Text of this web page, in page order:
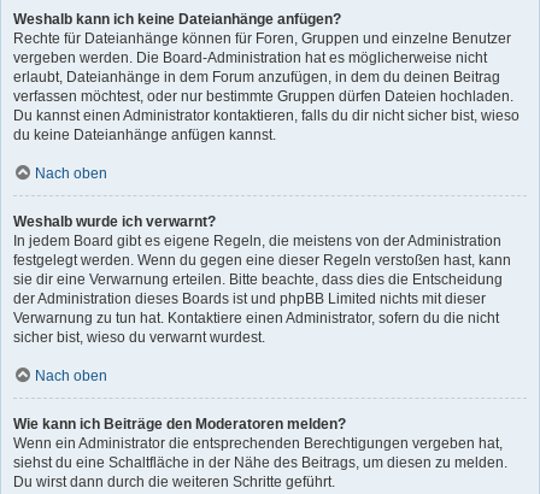
Weshalb kann ich keine Dateianhänge anfügen?
Rechte für Dateianhänge können für Foren, Gruppen und einzelne Benutzer
vergeben werden. Die Board-Administration hat es möglicherweise nicht
erlaubt, Dateianhänge in dem Forum anzufügen, in dem du deinen Beitrag
verfassen möchtest, oder nur bestimmte Gruppen dürfen Dateien hochladen.
Du kannst einen Administrator kontaktieren, falls du dir nicht sicher bist, wieso
du keine Dateianhänge anfügen kannst.
Nach oben
Weshalb wurde ich verwarnt?
In jedem Board gibt es eigene Regeln, die meistens von der Administration
festgelegt werden. Wenn du gegen eine dieser Regeln verstoßen hast, kann
sie dir eine Verwarnung erteilen. Bitte beachte, dass dies die Entscheidung
der Administration dieses Boards ist und phpBB Limited nichts mit dieser
Verwarnung zu tun hat. Kontaktiere einen Administrator, sofern du die nicht
sicher bist, wieso du verwarnt wurdest.
Nach oben
Wie kann ich Beiträge den Moderatoren melden?
Wenn ein Administrator die entsprechenden Berechtigungen vergeben hat,
siehst du eine Schaltfläche in der Nähe des Beitrags, um diesen zu melden.
Du wirst dann durch die weiteren Schritte geführt.